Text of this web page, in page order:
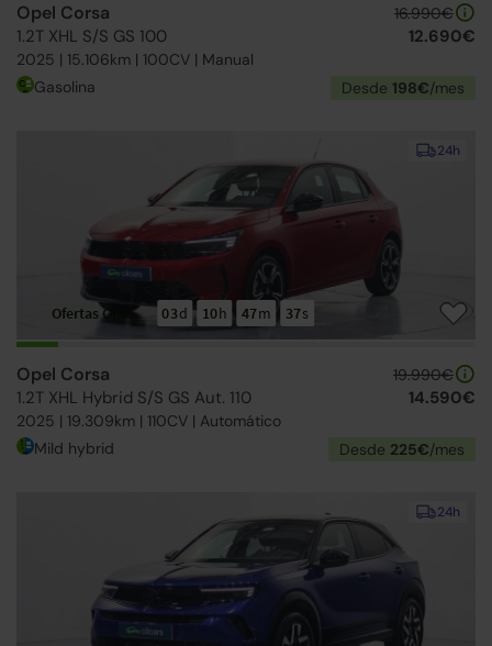
Opel Corsa
1.2T XHL S/S GS 100
2025 | 15.106km | 100CV | Manual
16.990€
12.690€
Gasolina Desde 198€/mes
24h
Ofertas Opel 03d 10h 47m 36s
Opel Corsa
1.2T XHL Hybrid S/S GS Aut. 110
2025 | 19.309km | 110CV | Automático
19.990€
14.590€
Mild hybrid Desde 225€/mes
24h